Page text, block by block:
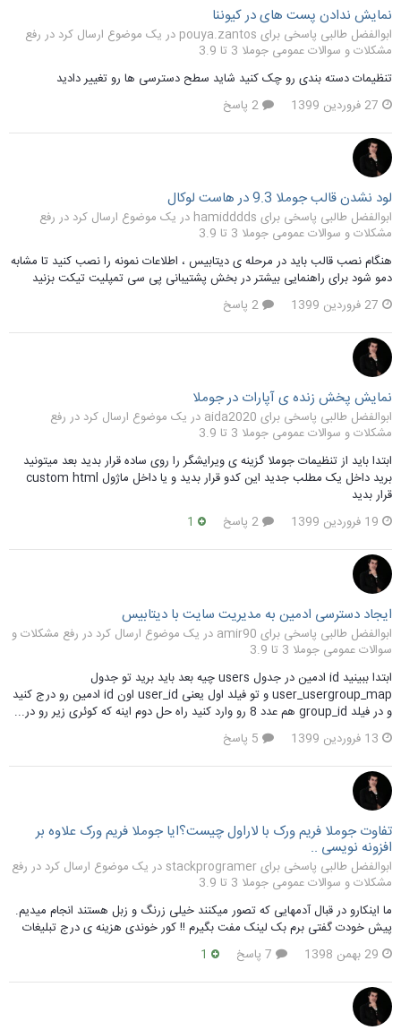
نمایش ندادن پست های در کیوننا
ابوالفضل طالبی پاسخی برای pouya.zantos در یک موضوع ارسال کرد در
رفع
مشکلات و سوالات عمومی جوملا 3 تا 3.9
تنظیمات دسته بندی رو چک کنید شاید سطح دسترسی ها رو تغییر دادید
27 فروردین 1399
لود نشدن قالب جوملا 9.3 در هاست لوکال
ابوالفضل طالبی پاسخی برای hamidddds در یک موضوع ارسال کرد در
رفع
مشکلات و سوالات عمومی جوملا 3 تا 3.9
هنگام نصب قالب باید در مرحله ی دیتابیس ، اطلاعات نمونه را نصب کنید تا مشابه
دمو شود برای راهنمایی بیشتر در بخش پشتیبانی پی سی تمپلیت تیکت بزنید
27 فروردین 1399
نمایش پخش زنده ی آپارات در جوملا
ابوالفضل طالبی پاسخی برای aida2020 در یک موضوع ارسال کرد در
رفع
مشکلات و سوالات عمومی جوملا 3 تا 3.9
ابتدا باید از تنظیمات جوملا گزینه ی ویرایشگر را روی ساده قرار بدید بعد میتونید
برید داخل یک مطلب جدید این کدو قرار بدید و یا داخل ماژول custom html
قرار بدید
19 فروردین 1399
ایجاد دسترسی ادمین به مدیریت سایت با دیتابیس
ابوالفضل طالبی پاسخی برای amir90 در یک موضوع ارسال کرد در
رفع مشکلات و
سوالات عمومی جوملا 3 تا 3.9
ابتدا ببینید id ادمین در جدول users چیه بعد باید برید تو جدول
user_usergroup_map و تو فیلد اول یعنی user_id اون id ادمین رو درج کنید
و در فیلد group_id هم عدد 8 رو وارد کنید راه حل دوم اینه که کوئری زیر رو در...
13 فروردین 1399
تفاوت جوملا فریم ورک با لاراول چیست؟ایا جوملا فریم ورک علاوه بر
افزونه نویسی ..
ابوالفضل طالبی پاسخی برای stackprogramer در یک موضوع ارسال کرد در
رفع
مشکلات و سوالات عمومی جوملا 3 تا 3.9
ما اینکارو در قبال آدمهایی که تصور میکنند خیلی زرنگ و زبل هستند انجام میدیم.
پیش خودت گفتی برم بک لینک مفت بگیرم !! کور خوندی هزینه ی درج تبلیغات
29 بهمن 1398